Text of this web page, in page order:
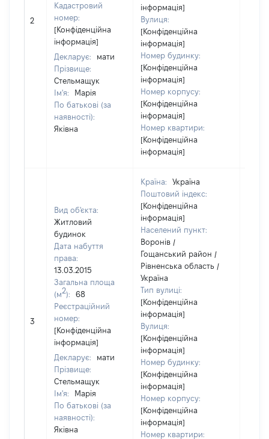
2
Кадастровий
номер:
[Конфіденційна
інформація]
Декларує:
мати
Прізвище:
Стельмащук
Ім'я:
Марія
По батькові (за
наявності):
Яківна
інформація]
Вулиця:
[Конфіденційна
інформація]
Номер будинку:
[Конфіденційна
інформація]
Номер корпусу:
[Конфіденційна
інформація]
Номер квартири:
[Конфіденційна
інформація]
3
Вид об'єкта:
Житловий
будинок
Дата набуття
права:
13.03.2015
Загальна площа
(м2):
68
Реєстраційний
номер:
[Конфіденційна
інформація]
Декларує:
мати
Прізвище:
Стельмащук
Ім'я:
Марія
По батькові (за
наявності):
Яківна
Країна:
Україна
Поштовий індекс:
[Конфіденційна
інформація]
Населений пункт:
Воронів /
Гощанський район /
Рівненська область /
Україна
Тип вулиці:
[Конфіденційна
інформація]
Вулиця:
[Конфіденційна
інформація]
Номер будинку:
[Конфіденційна
інформація]
Номер корпусу:
[Конфіденційна
інформація]
Номер квартири: